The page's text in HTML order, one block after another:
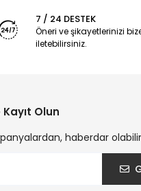
7 / 24 DESTEK
Öneri ve şikayetlerinizi
iletebilirsiniz.
Olun
haberdar